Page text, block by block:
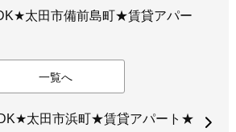
太田市備前島町★賃貸アパー
一覧へ
太田市浜町★賃貸アパート★